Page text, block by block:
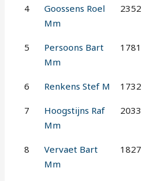
4
Goossens Roel
Mm
2352
5
Persoons Bart
Mm
1781
6 Renkens Stef M 1732
7
Hoogstijns Raf
Mm
2033
8
Vervaet Bart
Mm
1827